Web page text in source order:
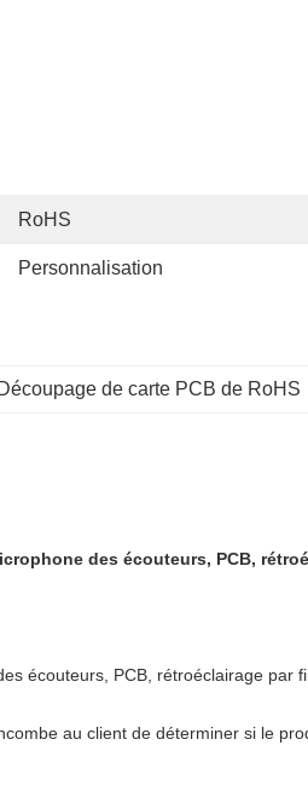
RoHS
Personnalisation
Découpage de carte PCB de RoHS
des écouteurs, PCB,
écouteurs, PCB, rétroéclairage par
au client de déterminer si le